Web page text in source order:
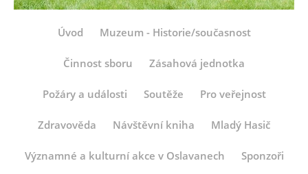
Úvod Muzeum - Historie/současnost
Činnost sboru Zásahová jednotka
Požáry a události Soutěže Pro veřejnost
Zdravověda Návštěvní kniha Mladý Hasič
Významné a kulturní akce v Oslavanech Sponzoři